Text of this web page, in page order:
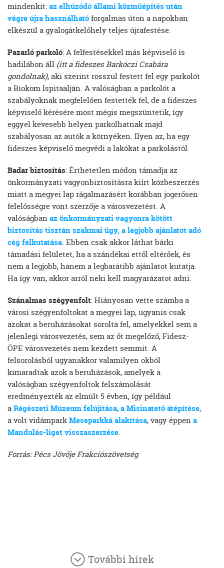
mindenkit:az elhúzódó állami közműépítés után
végre újra használhatóforgalmas úton a napokban
elkészül a gyalogátkelőhely teljes újrafestése.
Pazarló parkoló: A felfestésekkel más képviselő is
hadilábon áll (itt a fideszes Barkóczi Csabára
gondolnak), aki szerint rosszul festett fel egy parkolót
a Biokom Ispitaalján. A valóságban a parkolót a
szabályoknak megfelelően festették fel, de a fideszes
képviselő kérésére most mégis megszüntetik, így
eggyel kevesebb helyen parkolhatnak majd
szabályosan az autók a környéken. Ilyen az, ha egy
fideszes képviselő megvédi a lakókat a parkolástól.
Badar biztosítás: Érthetetlen módon támadja az
önkormányzati vagyonbiztosításra kiírt közbeszerzés
miatt a megyei lap rágalmazásért korábban jogerősen
felelősségre vont szerzője a városvezetést. A
valóságbanaz önkormányzati vagyonra kötött
biztosítás tisztán szakmai ügy, a legjobb ajánlatot adó
cég felkutatása. Ebben csak akkor láthat bárki
támadási felületet, ha a szándékai ettől eltérőek, és
nem a legjobb, hanem a legbarátibb ajánlatot kutatja.
Ha így van, akkor arról neki kell magyarázatot adni.
Szánalmas szégyenfolt: Hiányosan vette számba a
városi szégyenfoltokat a megyei lap, ugyanis csak
azokat a beruházásokat sorolta fel, amelyekkel sem a
jelenlegi városvezetés, sem az őt megelőző, Fidesz-
ÖPE városvezetés nem kezdett semmit. A
felsorolásból ugyanakkor valamilyen okból
kimaradtak azok a beruházások, amelyek a
valóságban szégyenfoltok felszámolását
eredményezték az elmúlt 5 évben, így például
aRégészeti Múzeum felújítása,a Misinatető átépítése,
a volt vidámparkMeseparkká alakítása, vagy éppena
Mandulás-liget visszaszerzése.
Forrás: Pécs Jövője Frakciószövetség
További hírek